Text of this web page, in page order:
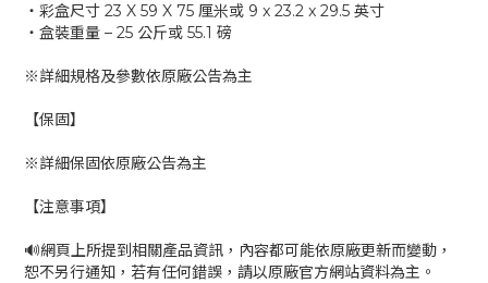
‧彩盒尺寸 23 X 59 X 75 厘米或 9 x 23.2 x 29.5 英寸
‧盒裝重量 – 25 公斤或 55.1 磅
※詳細規格及參數依原廠公告為主
【保固】
※詳細保固依原廠公告為主
【注意事項】
🔊網頁上所提到相關產品資訊，內容都可能依原廠更新而變動，
恕不另行通知，若有任何錯誤，請以原廠官方網站資料為主。